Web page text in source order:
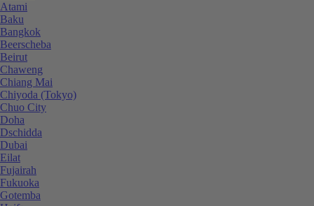
Atami
Baku
Bangkok
Beerscheba
Beirut
Chaweng
Chiang Mai
Chiyoda (Tokyo)
Chuo City
Doha
Dschidda
Dubai
Eilat
Fujairah
Fukuoka
Gotemba